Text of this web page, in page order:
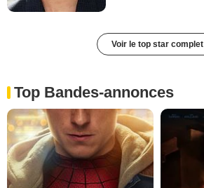
Voir le top star complet
Top Bandes-annonces